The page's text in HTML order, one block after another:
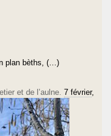
plan bèths, (…)
et de l’aulne. 7 février,